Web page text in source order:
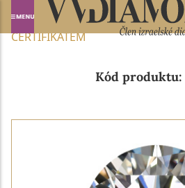
Domů NABÍDKA DIAMANTŮ
CERTIFIKÁTEM
Kód produktu: